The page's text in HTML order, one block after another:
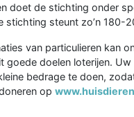
doet de stichting onder
stichting steunt zo’n 180-
van particulieren kan
goede doelen loterijen.
bedrage te doen,
op